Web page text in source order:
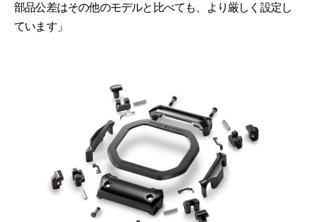
部品公差はその他のモデルと比べても、より厳しく設定し
ています」